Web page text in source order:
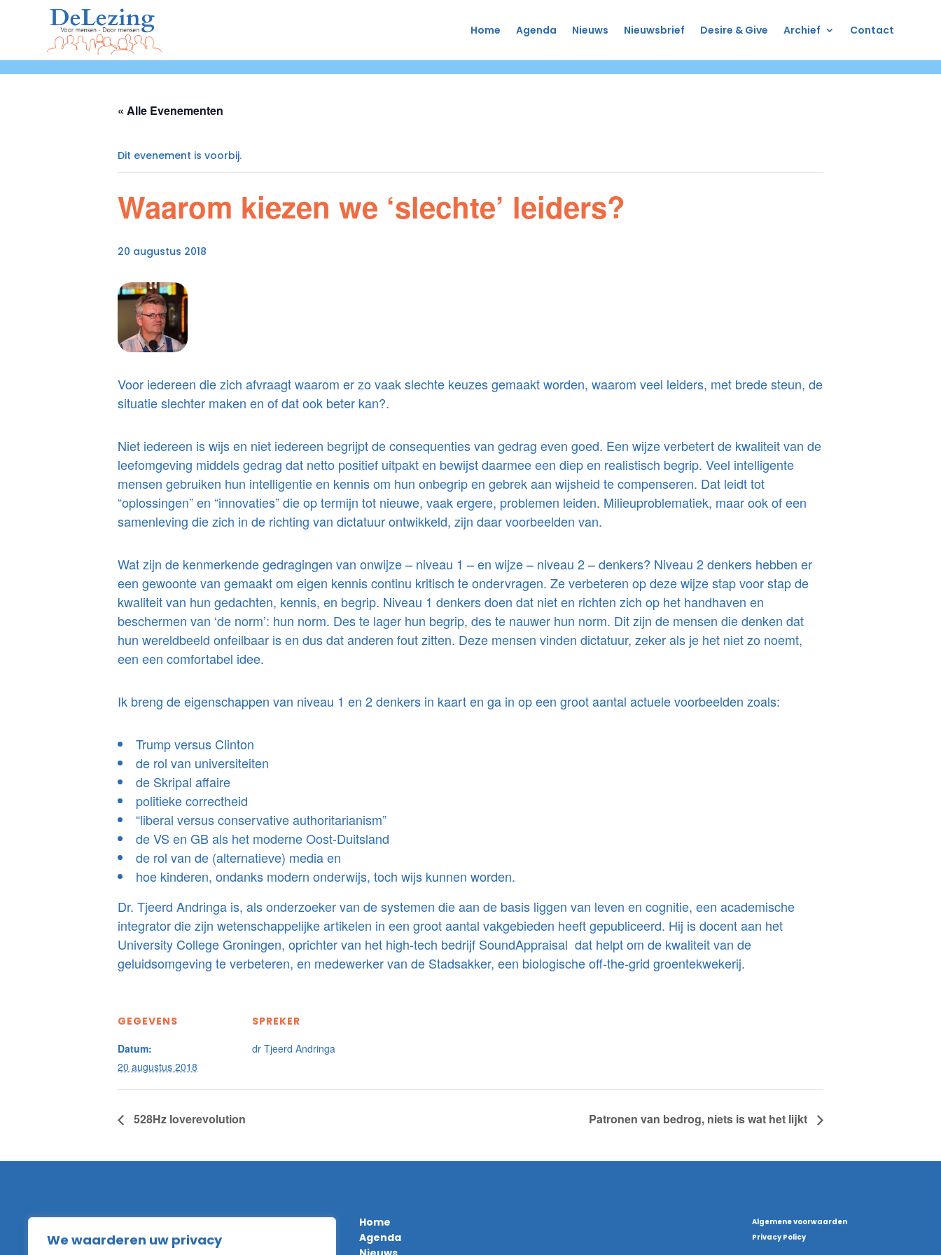
We waarderen uw privacy
Home Agenda Nieuws Nieuwsbrief Desire & Give Archief Contact
« Alle Evenementen
Dit evenement is voorbij.
Waarom kiezen we ‘slechte’ leiders?
20 augustus 2018
Voor iedereen die zich afvraagt waarom er zo vaak slechte keuzes gemaakt worden, waarom veel leiders, met brede steun, de
situatie slechter maken en of dat ook beter kan?.
Niet iedereen is wijs en niet iedereen begrijpt de consequenties van gedrag even goed. Een wijze verbetert de kwaliteit van de
leefomgeving middels gedrag dat netto positief uitpakt en bewijst daarmee een diep en realistisch begrip. Veel intelligente
mensen gebruiken hun intelligentie en kennis om hun onbegrip en gebrek aan wijsheid te compenseren. Dat leidt tot
“oplossingen” en “innovaties” die op termijn tot nieuwe, vaak ergere, problemen leiden. Milieuproblematiek, maar ook of een
samenleving die zich in de richting van dictatuur ontwikkeld, zijn daar voorbeelden van.
Wat zijn de kenmerkende gedragingen van onwijze – niveau 1 – en wijze – niveau 2 – denkers? Niveau 2 denkers hebben er
een gewoonte van gemaakt om eigen kennis continu kritisch te ondervragen. Ze verbeteren op deze wijze stap voor stap de
kwaliteit van hun gedachten, kennis, en begrip. Niveau 1 denkers doen dat niet en richten zich op het handhaven en
beschermen van ‘de norm’: hun norm. Des te lager hun begrip, des te nauwer hun norm. Dit zijn de mensen die denken dat
hun wereldbeeld onfeilbaar is en dus dat anderen fout zitten. Deze mensen vinden dictatuur, zeker als je het niet zo noemt,
een een comfortabel idee.
Ik breng de eigenschappen van niveau 1 en 2 denkers in kaart en ga in op een groot aantal actuele voorbeelden zoals:
Trump versus Clinton
de rol van universiteiten
de Skripal affaire
politieke correctheid
“liberal versus conservative authoritarianism”
de VS en GB als het moderne Oost-Duitsland
de rol van de (alternatieve) media en
hoe kinderen, ondanks modern onderwijs, toch wijs kunnen worden.
Dr. Tjeerd Andringa is, als onderzoeker van de systemen die aan de basis liggen van leven en cognitie, een academische
integrator die zijn wetenschappelijke artikelen in een groot aantal vakgebieden heeft gepubliceerd. Hij is docent aan het
University College Groningen, oprichter van het high-tech bedrijf SoundAppraisal dat helpt om de kwaliteit van de
geluidsomgeving te verbeteren, en medewerker van de Stadsakker, een biologische off-the-grid groentekwekerij.
GEGEVENS
Datum:
20 augustus 2018
SPREKER
dr Tjeerd Andringa
528Hz loverevolution Patronen van bedrog, niets is wat het lijkt
2215XK Voorhout
Home
Agenda
Algemene voorwaarden
Privacy Policy